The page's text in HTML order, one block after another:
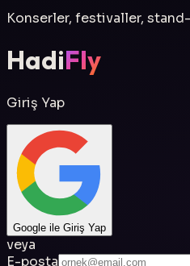
Konserler, festivaller,
HadiFly
Giriş Yap
Google ile Giriş Yap
veya
E-posta